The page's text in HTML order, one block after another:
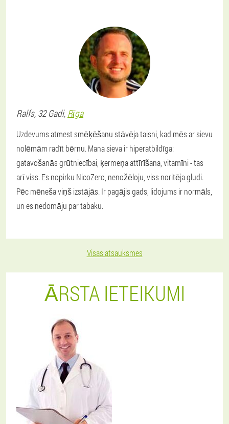
Ralfs, 32 Gadi, Rīga
Uzdevums atmest smēķēšanu stāvēja taisni, kad mēs ar sievu
nolēmām radīt bērnu. Mana sieva ir hiperatbildīga:
gatavošanās grūtniecībai, ķermeņa attīrīšana, vitamīni - tas
arī viss. Es nopirku NicoZero, nenožēloju, viss noritēja gludi.
Pēc mēneša viņš izstājās. Ir pagājis gads, lidojums ir normāls,
un es nedomāju par tabaku.
Visas atsauksmes
ĀRSTA IETEIKUMI